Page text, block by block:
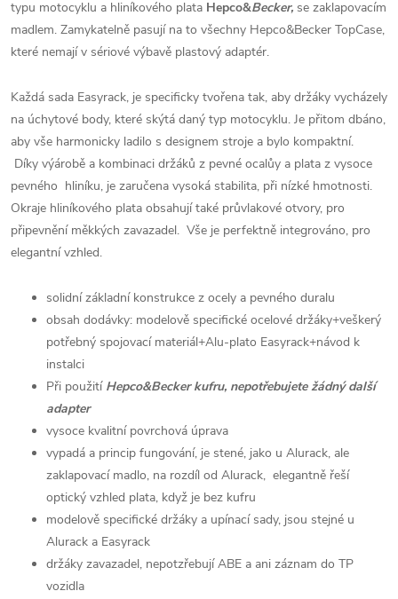
typu motocyklu a hliníkového plata Hepco&Becker, se zaklapovacím
madlem. Zamykatelně pasují na to všechny Hepco&Becker TopCase,
které nemají v sériové výbavě plastový adaptér.
Každá sada Easyrack, je specificky tvořena tak, aby držáky vycházely
na úchytové body, které skýtá daný typ motocyklu. Je přitom dbáno,
aby vše harmonicky ladilo s designem stroje a bylo kompaktní.
Díky výárobě a kombinaci držáků z pevné ocalůy a plata z vysoce
pevného hliníku, je zaručena vysoká stabilita, při nízké hmotnosti.
Okraje hliníkového plata obsahují také průvlakové otvory, pro
připevnění měkkých zavazadel. Vše je perfektně integrováno, pro
elegantní vzhled.
solidní základní konstrukce z ocely a pevného duralu
obsah dodávky: modelově specifické ocelové držáky+veškerý
potřebný spojovací materiál+Alu-plato Easyrack+návod k
instalci
Při použití Hepco&Becker kufru, nepotřebujete žádný další
adapter
vysoce kvalitní povrchová úprava
vypadá a princip fungování, je stené, jako u Alurack, ale
zaklapovací madlo, na rozdíl od Alurack, elegantně řeší
optický vzhled plata, když je bez kufru
modelově specifické držáky a upínací sady, jsou stejné u
Alurack a Easyrack
držáky zavazadel, nepotzřebují ABE a ani záznam do TP
vozidla